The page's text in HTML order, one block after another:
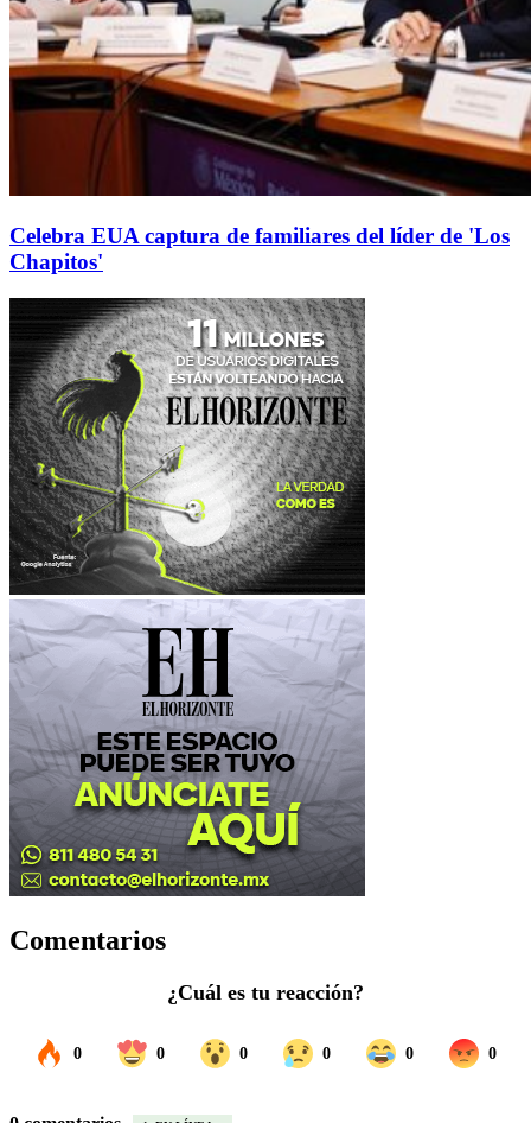
Celebra EUA captura de familiares del líder de 'Los
Chapitos'
Comentarios